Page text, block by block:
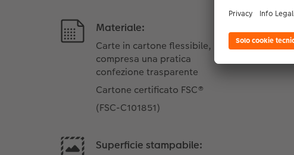
Materiale:
Carte in cartone flessibile,
compresa una pratica
confezione trasparente
Cartone certificato FSC®
(FSC-C101851)
Superficie stampabile: